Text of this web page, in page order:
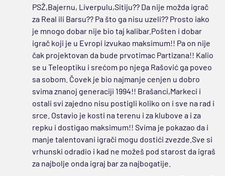
PSŽ,Bajernu, Liverpulu,Sitiju?? Da nije možda igrač
za Real ili Barsu?? Pa što ga nisu uzeli?? Prosto iako
je mnogo dobar nije bio taj kalibar.Pošten i dobar
igrač koji je u Evropi izvukao maksimum!! Pa on nije
čak projektovan da bude prvotimac Partizana!! Kalio
se u Teleoptiku i srećom po njega Rašović ga poveo
sa sobom. Čovek je bio najmanje cenjen u dobro
svima znanoj generaciji 1994!! Brašanci,Markeci i
ostali svi zajedno nisu postigli koliko on i sve na rad i
srce. Ostavio je kosti na terenu i za klubove a i za
repku i dostigao maksimum!! Svima je pokazao da i
manje talentovani igrači mogu dostići zvezde.Sve si
vrhunski odradio i kad ne možeš pod starost da igraš
za najbolje onda igraj bar za najbogatije.